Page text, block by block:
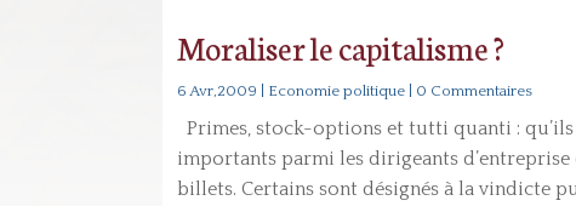
Moraliser le capitalisme ?
6 Avr,2009 Economie politique | 0 Commentaires
Primes, stock-options et tutti quanti :
importants parmi les dirigeants
billets. Certains sont désignés à la vindicte